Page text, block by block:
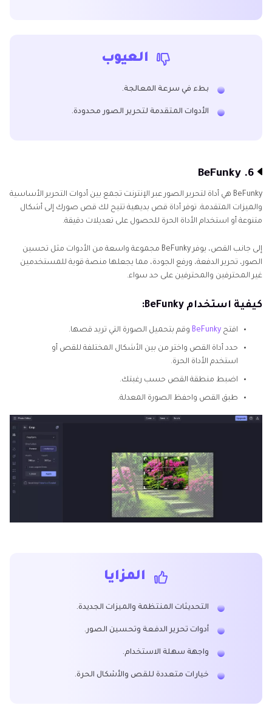
العيوب
بطء في سرعة المعالجة.
الأدوات المتقدمة لتحرير الصور محدودة.
6. BeFunky
BeFunky هي أداة لتحرير الصور عبر الإنترنت تجمع بين أدوات التحرير الأساسية
والميزات المتقدمة. توفر أداة قص بديهية تتيح لك قص صورك إلى أشكال
متنوعة أو استخدام الأداة الحرة للحصول على تعديلات دقيقة.
إلى جانب القص، يوفر BeFunky مجموعة واسعة من الأدوات مثل تحسين
الصور، تحرير الدفعة، ورفع الجودة، مما يجعلها منصة قوية للمستخدمين
غير المحترفين والمحترفين على حد سواء.
كيفية استخدام BeFunky:
افتح BeFunky وقم بتحميل الصورة التي تريد قصها.
حدد أداة القص واختر من بين الأشكال المختلفة للقص أو
استخدم الأداة الحرة.
اضبط منطقة القص حسب رغبتك.
طبق القص واحفظ الصورة المعدلة.
المزايا
التحديثات المنتظمة والميزات الجديدة.
أدوات تحرير الدفعة وتحسين الصور.
واجهة سهلة الاستخدام.
خيارات متعددة للقص والأشكال الحرة.